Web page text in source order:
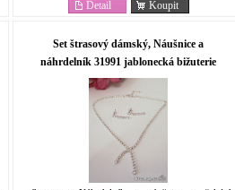
Koupit
Detail
Set štrasový dámský, Náušnice a
náhrdelník 31991 jablonecká bižuterie